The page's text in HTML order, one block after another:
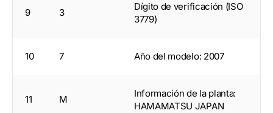
9 3
Dígito de verificación (ISO
3779)
10 7 Año del modelo: 2007
11 M
Información de la planta:
HAMAMATSU JAPAN